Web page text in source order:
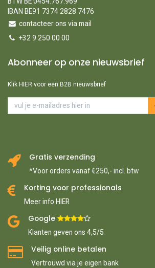
IBAN BE91 7374 2828 7476
contacteer ons via mail
+32 9 250 00 00
Abonneer op onze nieuwsbrief
Klik HIER voor een B2B nieuwsbrief
Gratis verzending
*Voor orders vanaf €250,- incl. btw
Korting voor professionals
Meer info HIER
Google ​
Klanten geven ons 4,5/5
Veilig online betalen
Vertrouwd via je eigen bank